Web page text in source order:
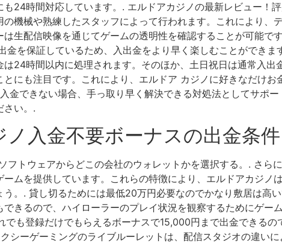
24時間対応しています。. エルドアカジノの最新レビュー！
の機械や熟練したスタッフによって行われます。これにより
は生配信映像を通じてゲームの透明性を確認することが可能
金を保証しているため、入出金をより早く楽しむことができ
は24時間以内に処理されます。そのほか、土日祝日は通常入
にも注目です。これにより、エルドア カジノに好きなだけ
金できない場合、手っ取り早く解決できる対処法としてサポ
さい。.
入金不要ボーナスの出金条
トウェアからどこの会社のウォレットかを選択する。. さら
ームを提供しています。これらの特徴により、エルドアカジ
う。. 貸し切るためには最低20万円必要なのでかなり敷居は高
きるので、ハイローラーのプレイ状況を観察するためにゲー
でも登録だけでもらえるボーナスで15,000円まで出金できる
シーゲーミングのライブルーレットは、配信スタジオの違い